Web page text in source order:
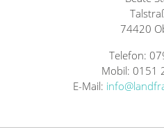
74420
Telefon:
Mobil: 0151
E-Mail: